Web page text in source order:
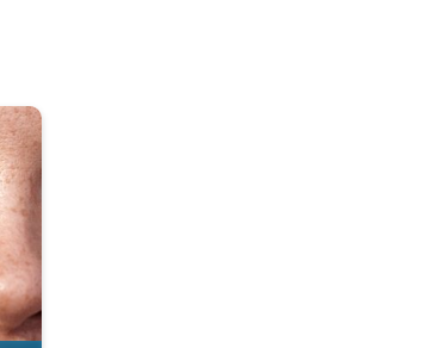
leta a slnka. . .